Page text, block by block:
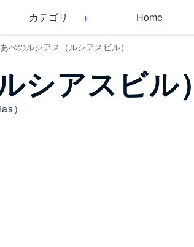
カテゴリ Home
あべのルシアス（ルシアスビル）
シアスビル）
）